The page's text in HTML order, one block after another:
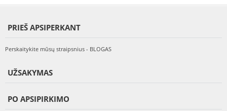
PRIEŠ APSIPERKANT
Perskaitykite mūsų straipsnius - BLOGAS
UŽSAKYMAS
PO APSIPIRKIMO